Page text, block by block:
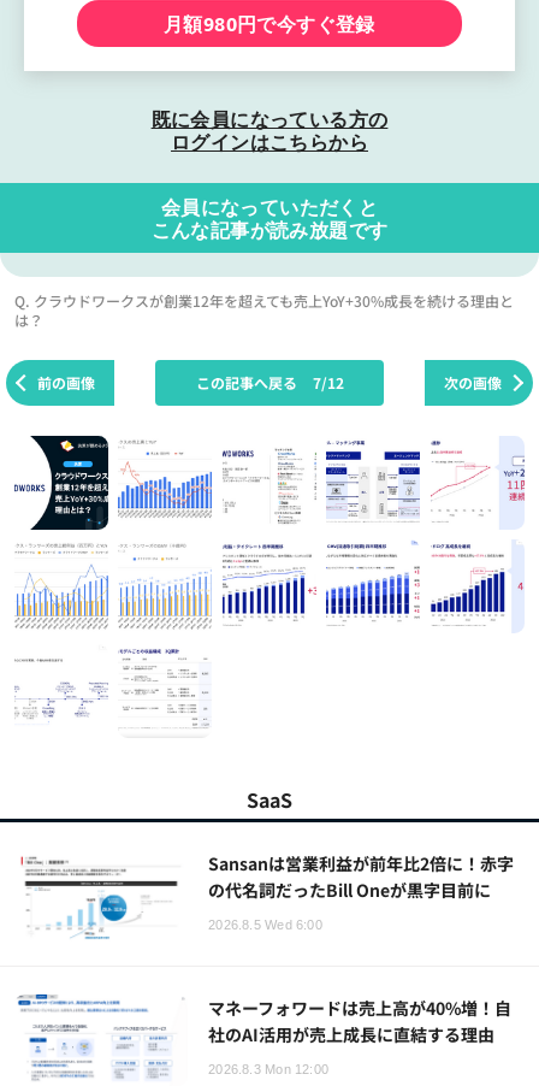
月額980円で今すぐ登録
既に会員になっている方の
ログインはこちらから
会員になっていただくと
こんな記事が読み放題です
Q. クラウドワークスが創業12年を超えても売上YoY+30%成長を続ける理由と
は？
前の画像 次の画像
この記事へ戻る 7/12
SaaS
Sansanは営業利益が前年比2倍に！赤字
の代名詞だったBill Oneが黒字目前に
2026.8.5 Wed 6:00
マネーフォワードは売上高が40%増！自
社のAI活用が売上成長に直結する理由
2026.8.3 Mon 12:00